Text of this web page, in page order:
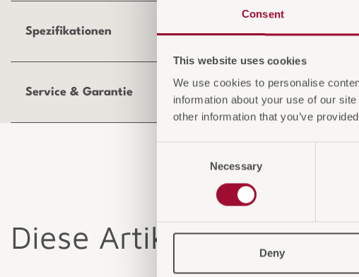
Consent
This website uses cookies
We use cookies to personalise
information about your use of our
other information that you’ve
Necessary
Deny
Spezifikationen
Service & Garantie
Diese Artikel könnten